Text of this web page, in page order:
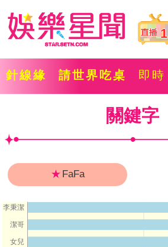
1
針線緣 請世界吃桌 即時
關鍵字
★ FaFa
李秉潔
潔哥
女兒